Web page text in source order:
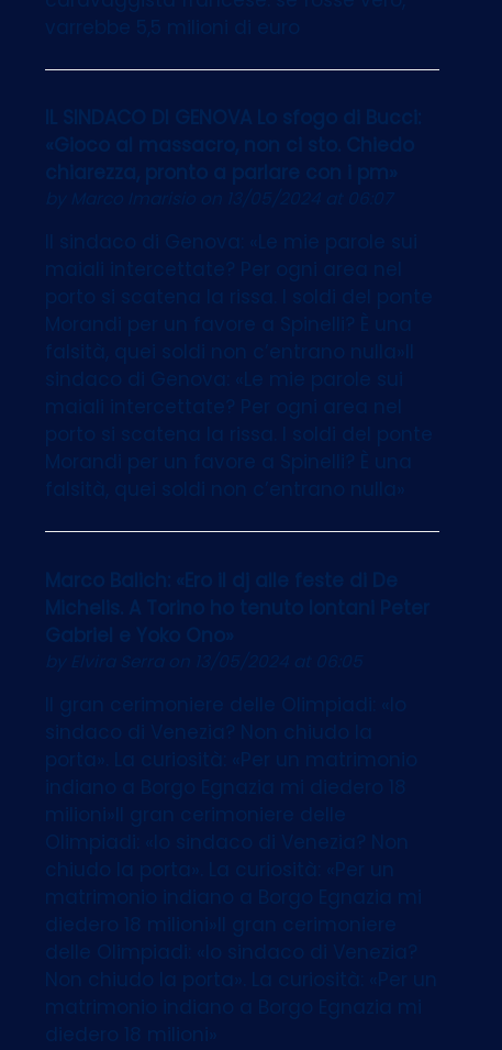
varrebbe 5,5 milioni di euro
IL SINDACO DI GENOVA Lo sfogo di Bucci:
«Gioco al massacro, non ci sto. Chiedo
chiarezza, pronto a parlare con i pm»
by Marco Imarisioon 13/05/2024 at 06:07
Il sindaco di Genova: «Le mie parole sui
maiali intercettate? Per ogni area nel
porto si scatena la rissa. I soldi del ponte
Morandi per un favore a Spinelli? È una
falsità, quei soldi non c’entrano nulla»Il
sindaco di Genova: «Le mie parole sui
maiali intercettate? Per ogni area nel
porto si scatena la rissa. I soldi del ponte
Morandi per un favore a Spinelli? È una
falsità, quei soldi non c’entrano nulla»
Marco Balich: «Ero il dj alle feste di De
Michelis. A Torino ho tenuto lontani Peter
Gabriel e Yoko Ono»
by Elvira Serra on 13/05/2024 at 06:05
Il gran cerimoniere delle Olimpiadi: «Io
sindaco di Venezia? Non chiudo la
porta». La curiosità: «Per un matrimonio
indiano a Borgo Egnazia mi diedero 18
milioni»Il gran cerimoniere delle
Olimpiadi: «Io sindaco di Venezia? Non
chiudo la porta». La curiosità: «Per un
matrimonio indiano a Borgo Egnazia mi
diedero 18 milioni»Il gran cerimoniere
delle Olimpiadi: «Io sindaco di Venezia?
Non chiudo la porta». La curiosità: «Per un
matrimonio indiano a Borgo Egnazia mi
diedero 18 milioni»